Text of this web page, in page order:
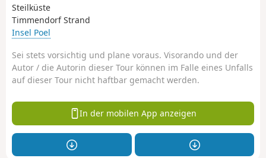
Steilküste
Timmendorf Strand
Insel Poel
Sei stets vorsichtig und plane voraus. Visorando und der
Autor / die Autorin dieser Tour können im Falle eines Unfalls
auf dieser Tour nicht haftbar gemacht werden.
In der mobilen App anzeigen